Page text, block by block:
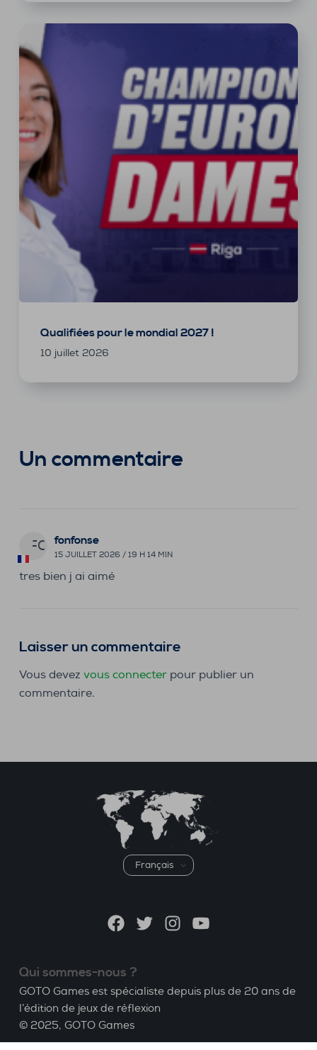
Qualifiées pour le mondial 2027 !
10 juillet 2026
Un commentaire
FO fonfonse
15 JUILLET 2026 / 19 H 14 MIN
tres bien j ai aimé
Laisser un commentaire
Vous devez vous connecterpour publier un
commentaire.
Choisir
une
FacebookTwitterInstagramYouTube
Qui sommes-nous ?
GOTO Games est spécialiste depuis plus de 20 ans de
l’édition de jeux de réflexion
© 2025, GOTO Games